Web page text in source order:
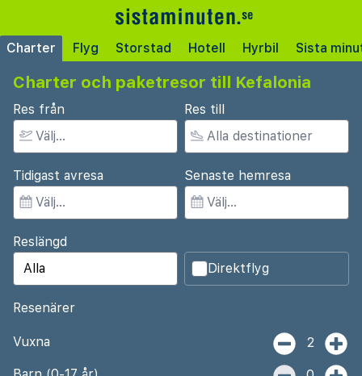
Charter Flyg Storstad Hotell Hyrbil Sista
Charter och paketresor till Kefalonia
Res från Res till
Tidigast avresa Senaste hemresa
Reslängd
Direktflyg
Resenärer
Vuxna 2